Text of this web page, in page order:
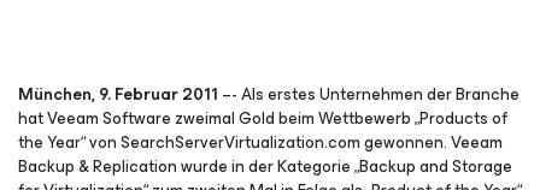
München, 9. Februar 2011 –- Als erstes Unternehmen der Branche
hat Veeam Software zweimal Gold beim Wettbewerb „Products of
the Year“ von SearchServerVirtualization.com gewonnen. Veeam
Backup & Replication wurde in der Kategorie „Backup and Storage